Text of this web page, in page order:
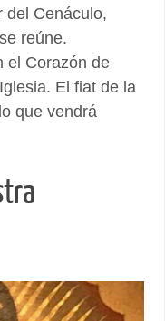
del Cenáculo,
reúne.
el Corazón de
El fiat de la
que vendrá